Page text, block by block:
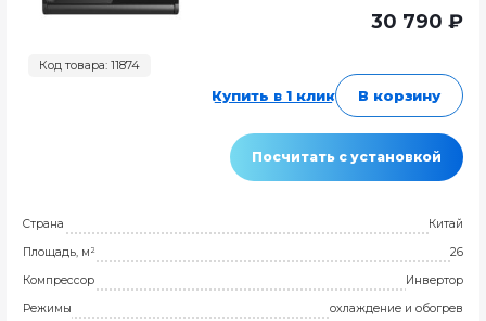
Код товара: 11874
30 790 ₽
Купить в 1 клик В корзину
Посчитать с установкой
Страна
Китай
Площадь, м²
26
Компрессор
Инвертор
Режимы
охлаждение и обогрев